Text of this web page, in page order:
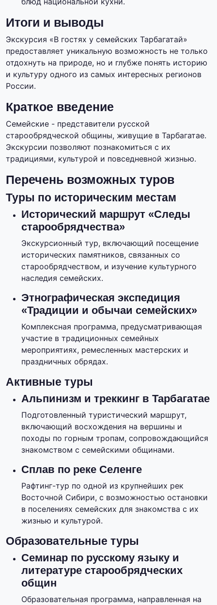
Итоги и выводы
Экскурсия «В гостях у семейских Тарбагатай»
предоставляет уникальную возможность не только
отдохнуть на природе, но и глубже понять историю
и культуру одного из самых интересных регионов
России.
Краткое введение
Семейские - представители русской
старообрядческой общины, живущие в Тарбагатае.
Экскурсии позволяют познакомиться с их
традициями, культурой и повседневной жизнью.
Перечень возможных туров
Туры по историческим местам
Исторический маршрут «Следы
старообрядчества»
Экскурсионный тур, включающий посещение
исторических памятников, связанных со
старообрядчеством, и изучение культурного
наследия семейских.
Этнографическая экспедиция
«Традиции и обычаи семейских»
Комплексная программа, предусматривающая
участие в традиционных семейных
мероприятиях, ремесленных мастерских и
праздничных обрядах.
Активные туры
Альпинизм и треккинг в Тарбагатае
Подготовленный туристический маршрут,
включающий восхождения на вершины и
походы по горным тропам, сопровождающийся
знакомством с семейскими общинами.
Сплав по реке Селенге
Рафтинг-тур по одной из крупнейших рек
Восточной Сибири, с возможностью остановки
в поселениях семейских для знакомства с их
жизнью и культурой.
Образовательные туры
Семинар по русскому языку и
литературе старообрядческих
общин
Образовательная программа, направленная на